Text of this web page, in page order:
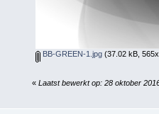
BB-GREEN-1.jpg(37.02 kB,
« Laatst bewerkt op: 28 oktober